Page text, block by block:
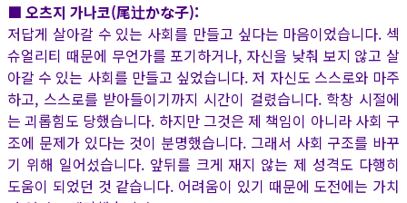
■ 오츠지 가나코(尾辻かな子):
저답게 살아갈 수 있는 사회를 만들고 싶다는 마음이었습니다. 섹
슈얼리티 때문에 무언가를 포기하거나, 자신을 낮춰 보지 않고 살
아갈 수 있는 사회를 만들고 싶었습니다. 저 자신도 스스로와 마주
하고, 스스로를 받아들이기까지 시간이 걸렸습니다. 학창 시절에
는 괴롭힘도 당했습니다. 하지만 그것은 제 책임이 아니라 사회 구
조에 문제가 있다는 것이 분명했습니다. 그래서 사회 구조를 바꾸
기 위해 일어섰습니다. 앞뒤를 크게 재지 않는 제 성격도 다행히
도움이 되었던 것 같습니다. 어려움이 있기 때문에 도전에는 가치